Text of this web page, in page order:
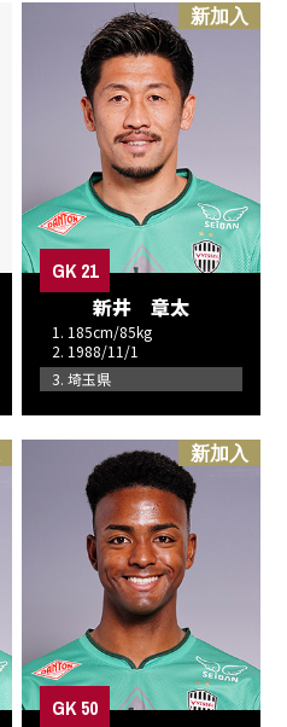
新加入
GK 21
新井 章太
1. 185cm/85kg
2. 1988/11/1
3. 埼玉県
新加入
GK 50